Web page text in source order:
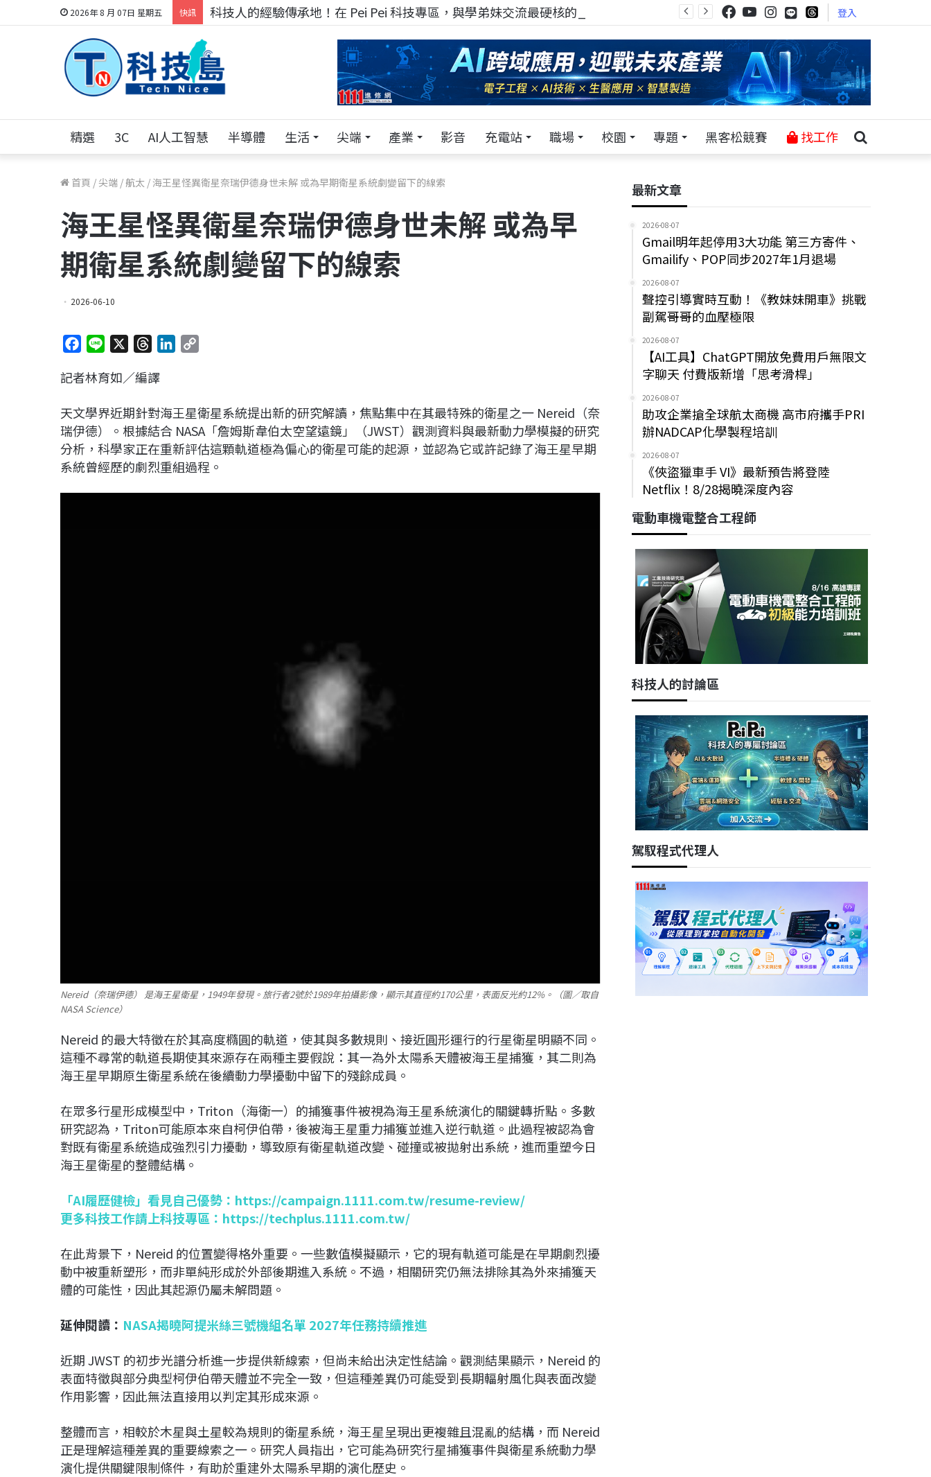
2026年 8 月 07日 星期五 快訊 科技人的經驗傳承地！在 Pei Pei 科技專區，與學弟妹交流最硬核的技術 登入
精選 3C AI人工智慧 半導體 生活 尖端 產業 影音 充電站 職場 校園 專題 黑客松競賽 找工作
首頁 /尖端 /航太 / 海王星怪異衛星奈瑞伊德身世未解 或為早期衛星系統劇變留下的線索
海王星怪異衛星奈瑞伊德身世未解 或為早
期衛星系統劇變留下的線索
2026-06-10
c
b
o
o
k
n
r
a
d
s
e
d
I
n
L
i
n
k
記者林育如／編譯
天文學界近期針對海王星衛星系統提出新的研究解讀，焦點集中在其最特殊的衛星之一 Nereid（奈
瑞伊德）。根據結合 NASA「詹姆斯韋伯太空望遠鏡」（JWST）觀測資料與最新動力學模擬的研究
分析，科學家正在重新評估這顆軌道極為偏心的衛星可能的起源，並認為它或許記錄了海王星早期
系統曾經歷的劇烈重組過程。
Nereid（奈瑞伊德） 是海王星衛星，1949年發現。旅行者2號於1989年拍攝影像，顯示其直徑約170公里，表面反光約12%。（圖／取自
NASA Science）
Nereid 的最大特徵在於其高度橢圓的軌道，使其與多數規則、接近圓形運行的行星衛星明顯不同。
這種不尋常的軌道長期使其來源存在兩種主要假說：其一為外太陽系天體被海王星捕獲，其二則為
海王星早期原生衛星系統在後續動力學擾動中留下的殘餘成員。
在眾多行星形成模型中，Triton（海衛一）的捕獲事件被視為海王星系統演化的關鍵轉折點。多數
研究認為，Triton可能原本來自柯伊伯帶，後被海王星重力捕獲並進入逆行軌道。此過程被認為會
對既有衛星系統造成強烈引力擾動，導致原有衛星軌道改變、碰撞或被拋射出系統，進而重塑今日
海王星衛星的整體結構。
「AI履歷健檢」看見自己優勢： https://campaign.1111.com.tw/resume-review/
更多科技工作請上科技專區： https://techplus.1111.com.tw/
在此背景下，Nereid 的位置變得格外重要。一些數值模擬顯示，它的現有軌道可能是在早期劇烈擾
動中被重新塑形，而非單純形成於外部後期進入系統。不過，相關研究仍無法排除其為外來捕獲天
體的可能性，因此其起源仍屬未解問題。
延伸閱讀： NASA揭曉阿提米絲三號機組名單 2027年任務持續推進
近期 JWST 的初步光譜分析進一步提供新線索，但尚未給出決定性結論。觀測結果顯示，Nereid 的
表面特徵與部分典型柯伊伯帶天體並不完全一致，但這種差異仍可能受到長期輻射風化與表面改變
作用影響，因此無法直接用以判定其形成來源。
整體而言，相較於木星與土星較為規則的衛星系統，海王星呈現出更複雜且混亂的結構，而 Nereid
正是理解這種差異的重要線索之一。研究人員指出，它可能為研究行星捕獲事件與衛星系統動力學
演化提供關鍵限制條件，有助於重建外太陽系早期的演化歷史。
最新文章
2026-08-07
Gmail明年起停用3大功能 第三方寄件、
Gmailify、POP同步2027年1月退場
2026-08-07
聲控引導實時互動！《教妹妹開車》挑戰
副駕哥哥的血壓極限
2026-08-07
【AI工具】ChatGPT開放免費用戶無限文
字聊天 付費版新增「思考滑桿」
2026-08-07
助攻企業搶全球航太商機 高市府攜手PRI
辦NADCAP化學製程培訓
2026-08-07
《俠盜獵車手 VI》最新預告將登陸
Netflix！8/28揭曉深度內容
電動車機電整合工程師
科技人的討論區
駕馭程式代理人